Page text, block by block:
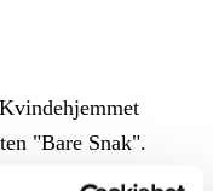
"Bare Snak".
husets historie,